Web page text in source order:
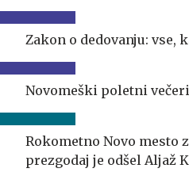
Zakon o dedovanju: vse,
Novomeški poletni
Rokometno Novo mesto
prezgodaj je odšel Aljaž